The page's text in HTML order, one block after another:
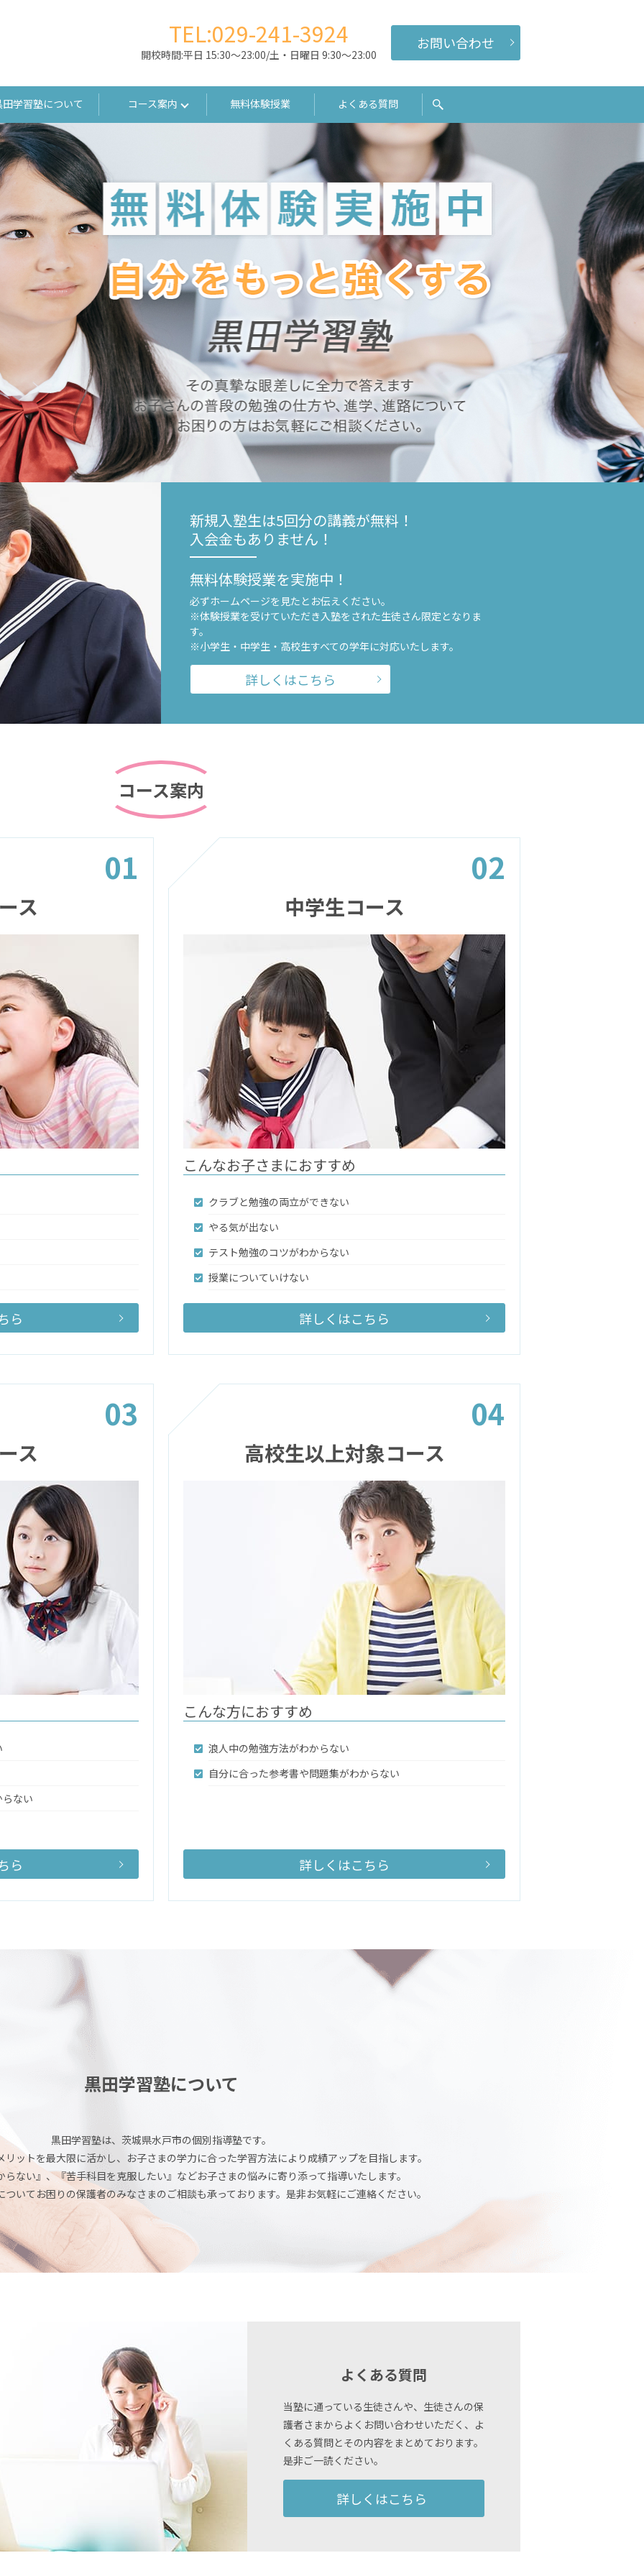
TEL:029-241-3924
開校時間:平日 15:30～23:00/土・日曜日 9:30～23:00
お問い合わせ
学習塾について コース案内 無料体験授業 よくある質問 search
新規入塾生は5回分の講義が無料！
入会金もありません！
無料体験授業を実施中！
必ずホームページを見たとお伝えください。
※体験授業を受けていただき入塾をされた生徒さん限定となりま
す。
※小学生・中学生・高校生すべての学年に対応いたします。
詳しくはこちら
コース案内
01
ス
ら
02
中学生コース
こんなお子さまにおすすめ
クラブと勉強の両立ができない
やる気が出ない
テスト勉強のコツがわからない
授業についていけない
詳しくはこちら
03
ス
ない
ら
04
高校生以上対象コース
こんな方におすすめ
浪人中の勉強方法がわからない
自分に合った参考書や問題集がわからない
詳しくはこちら
黒田学習塾について
黒田学習塾は、茨城県水戸市の個別指導塾です。
ットを最大限に活かし、お子さまの学力に合った学習方法により成績アップを目指します。
ない』、『苦手科目を克服したい』などお子さまの悩みに寄り添って指導いたします。
いてお困りの保護者のみなさまのご相談も承っております。是非お気軽にご連絡ください。
よくある質問
当塾に通っている生徒さんや、生徒さんの保
護者さまからよくお問い合わせいただく、よ
くある質問とその内容をまとめております。
是非ご一読ください。
詳しくはこちら